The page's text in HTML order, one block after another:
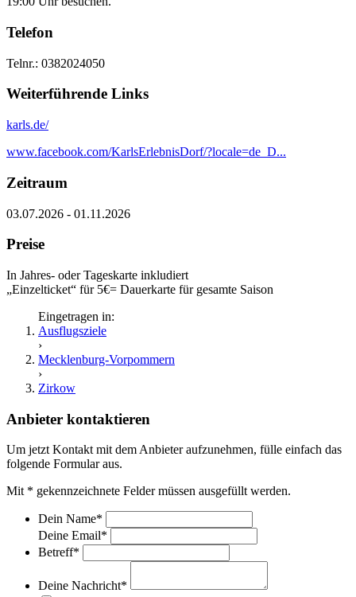
Telefon
Telnr.: 0382024050
Weiterführende Links
karls.de/
www.facebook.com/KarlsErlebnisDorf/?locale=de_D...
Zeitraum
03.07.2026 - 01.11.2026
Preise
In Jahres- oder Tageskarte inkludiert
„Einzelticket“ für 5€= Dauerkarte für gesamte Saison
Eingetragen in:
Ausflugsziele
›
Mecklenburg-Vorpommern
›
Zirkow
Anbieter kontaktieren
Um jetzt Kontakt mit dem Anbieter aufzunehmen, fülle einfach das
folgende Formular aus.
Mit * gekennzeichnete Felder müssen ausgefüllt werden.
Dein Name*
Deine Email*
Betreff*
Deine Nachricht*